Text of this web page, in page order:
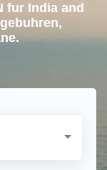
fur India and